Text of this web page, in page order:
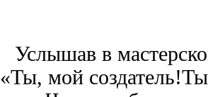
Услышав в
«Ты, мой